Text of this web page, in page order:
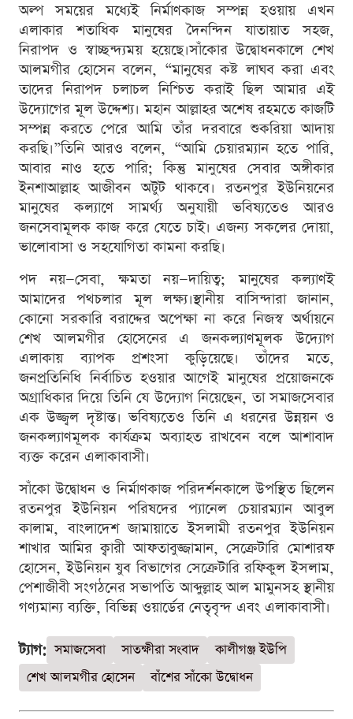
অল্প সময়ের মধ্যেই নির্মাণকাজ সম্পন্ন হওয়ায় এখন
এলাকার শতাধিক মানুষের দৈনন্দিন যাতায়াত সহজ,
নিরাপদ ও স্বাচ্ছন্দ্যময় হয়েছে।সাঁকোর উদ্বোধনকালে শেখ
আলমগীর হোসেন বলেন, “মানুষের কষ্ট লাঘব করা এবং
তাদের নিরাপদ চলাচল নিশ্চিত করাই ছিল আমার এই
উদ্যোগের মূল উদ্দেশ্য। মহান আল্লাহর অশেষ রহমতে কাজটি
সম্পন্ন করতে পেরে আমি তাঁর দরবারে শুকরিয়া আদায়
করছি।”তিনি আরও বলেন, “আমি চেয়ারম্যান হতে পারি,
আবার নাও হতে পারি; কিন্তু মানুষের সেবার অঙ্গীকার
ইনশাআল্লাহ আজীবন অটুট থাকবে। রতনপুর ইউনিয়নের
মানুষের কল্যাণে সামর্থ্য অনুযায়ী ভবিষ্যতেও আরও
জনসেবামূলক কাজ করে যেতে চাই। এজন্য সকলের দোয়া,
ভালোবাসা ও সহযোগিতা কামনা করছি।
পদ নয়—সেবা, ক্ষমতা নয়—দায়িত্ব; মানুষের কল্যাণই
আমাদের পথচলার মূল লক্ষ্য।স্থানীয় বাসিন্দারা জানান,
কোনো সরকারি বরাদ্দের অপেক্ষা না করে নিজস্ব অর্থায়নে
শেখ আলমগীর হোসেনের এ জনকল্যাণমূলক উদ্যোগ
এলাকায় ব্যাপক প্রশংসা কুড়িয়েছে। তাঁদের মতে,
জনপ্রতিনিধি নির্বাচিত হওয়ার আগেই মানুষের প্রয়োজনকে
অগ্রাধিকার দিয়ে তিনি যে উদ্যোগ নিয়েছেন, তা সমাজসেবার
এক উজ্জ্বল দৃষ্টান্ত। ভবিষ্যতেও তিনি এ ধরনের উন্নয়ন ও
জনকল্যাণমূলক কার্যক্রম অব্যাহত রাখবেন বলে আশাবাদ
ব্যক্ত করেন এলাকাবাসী।
সাঁকো উদ্বোধন ও নির্মাণকাজ পরিদর্শনকালে উপস্থিত ছিলেন
রতনপুর ইউনিয়ন পরিষদের প্যানেল চেয়ারম্যান আবুল
কালাম, বাংলাদেশ জামায়াতে ইসলামী রতনপুর ইউনিয়ন
শাখার আমির ক্বারী আফতাবুজ্জামান, সেক্রেটারি মোশারফ
হোসেন, ইউনিয়ন যুব বিভাগের সেক্রেটারি রফিকুল ইসলাম,
পেশাজীবী সংগঠনের সভাপতি আব্দুল্লাহ আল মামুনসহ স্থানীয়
গণ্যমান্য ব্যক্তি, বিভিন্ন ওয়ার্ডের নেতৃবৃন্দ এবং এলাকাবাসী।
ট্যাগ: সমাজসেবা সাতক্ষীরা সংবাদ
কালীগঞ্জ ইউপি
শেখ আলমগীর হোসেন
বাঁশের সাঁকো উদ্বোধন